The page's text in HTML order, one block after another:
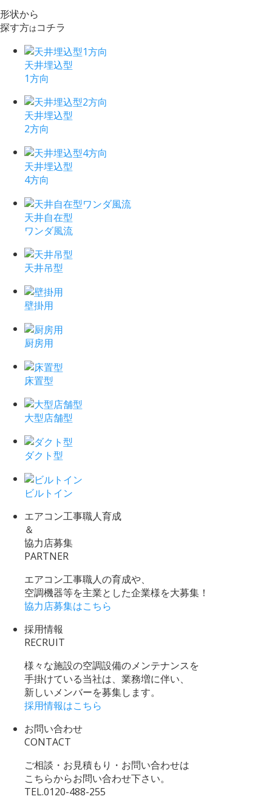
形状から
探す方はコチラ
天井埋込型
1方向
天井埋込型
2方向
天井埋込型
4方向
天井自在型
ワンダ風流
天井吊型
壁掛用
厨房用
床置型
大型店舗型
ダクト型
ビルトイン
エアコン工事職人育成
＆
協力店募集
PARTNER
エアコン工事職人の育成や、
空調機器等を主業とした企業様を大募集！
協力店募集はこちら
採用情報
RECRUIT
様々な施設の空調設備のメンテナンスを
手掛けている当社は、業務増に伴い、
新しいメンバーを募集します。
採用情報はこちら
お問い合わせ
CONTACT
ご相談・お見積もり・お問い合わせは
こちらからお問い合わせ下さい。
TEL.0120-488-255